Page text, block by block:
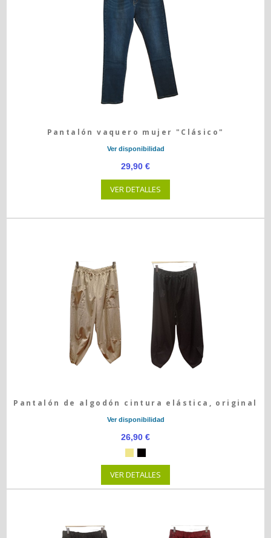
Pantalón vaquero mujer "Clásico"
Ver disponibilidad
29,90 €
VER DETALLES
Pantalón de algodón cintura elástica, original
Ver disponibilidad
26,90 €
VER DETALLES